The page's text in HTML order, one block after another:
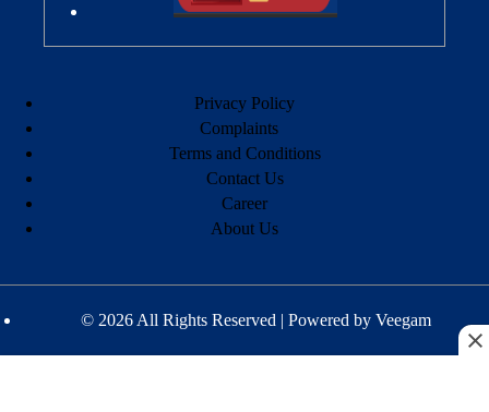
Privacy Policy
Complaints
Terms and Conditions
Contact Us
Career
About Us
© 2026 All Rights Reserved | Powered by Veegam